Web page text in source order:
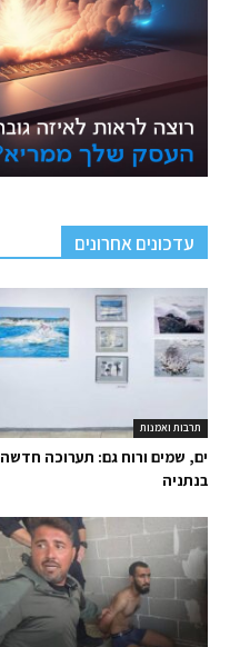
עדכונים אחרונים
תרבות ואמנות
ים, שמים ורוח גם: תערוכה חדשה
בנתניה